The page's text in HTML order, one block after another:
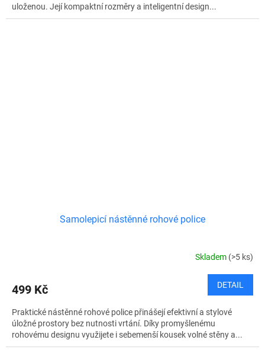
uloženou. Její kompaktní rozměry a inteligentní design...
Samolepicí nástěnné rohové police
Skladem (>5 ks)
499 Kč DETAIL
Praktické nástěnné rohové police přinášejí efektivní a stylové
úložné prostory bez nutnosti vrtání. Díky promyšlenému
rohovému designu využijete i sebemenší kousek volné stěny a...